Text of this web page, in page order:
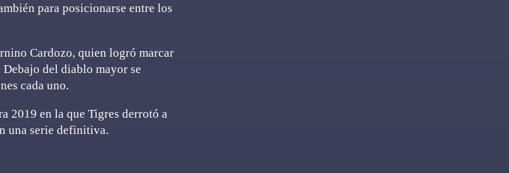
para posicionarse entre los
Cardozo, quien logró marcar
del diablo mayor se
cada uno.
2019 en la que Tigres derrotó a
una serie definitiva.